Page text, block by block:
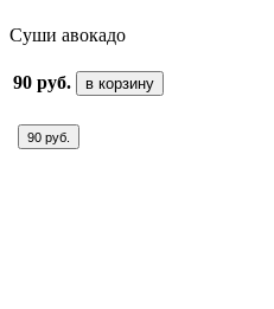
Суши авокадо
90 руб. в корзину
90 руб.